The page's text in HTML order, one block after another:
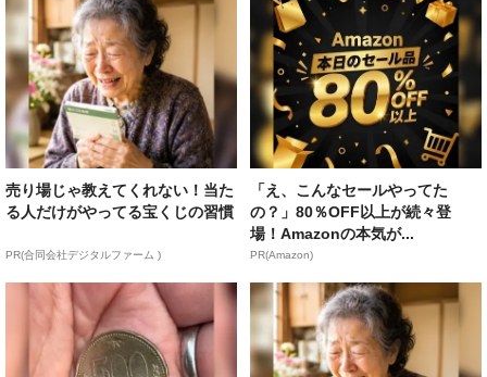
売り場じゃ教えてくれない！当た
る人だけがやってる宝くじの習慣
PR(合同会社デジタルファーム )
「え、こんなセールやってた
の？」80％OFF以上が続々登
場！Amazonの本気が...
PR(Amazon)